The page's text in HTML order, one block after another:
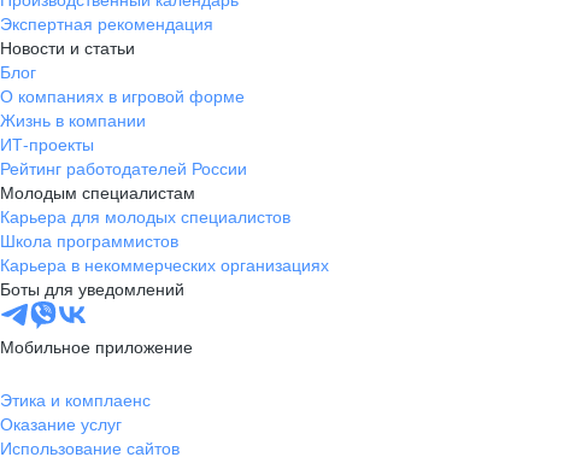
Экспертная рекомендация
Новости и статьи
Блог
О компаниях в игровой форме
Жизнь в компании
ИТ-проекты
Рейтинг работодателей России
Молодым специалистам
Карьера для молодых специалистов
Школа программистов
Карьера в некоммерческих организациях
Боты для уведомлений
Мобильное приложение
Этика и комплаенс
Оказание услуг
Использование сайтов